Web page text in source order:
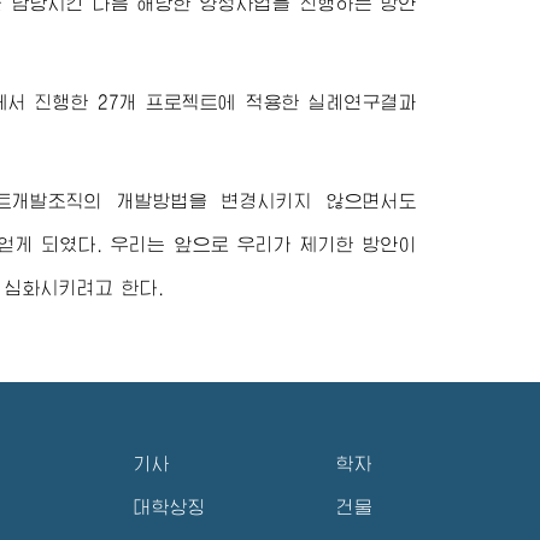
진행한 27개 프로젝트에 적용한 실례연구결과
발조직의 개발방법을 변경시키지 않으면서도
게 되였다. 우리는 앞으로 우리가 제기한 방안이
화시키려고 한다.
기사
대학상징
학자
건물